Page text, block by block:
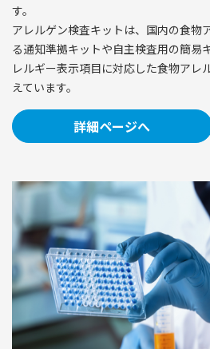
す。
アレルゲン検査キットは、国内の食物
る通知準拠キットや自主検査用の簡易
レルギー表示項目に対応した食物アレ
えています。
詳細ページへ